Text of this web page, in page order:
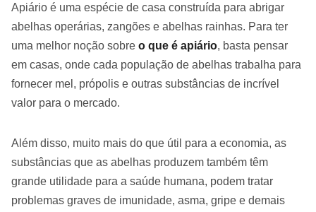
Apiário é uma espécie de casa construída para abrigar
abelhas operárias, zangões e abelhas rainhas. Para ter
uma melhor noção sobre o que é apiário, basta pensar
em casas, onde cada população de abelhas trabalha para
fornecer mel, própolis e outras substâncias de incrível
valor para o mercado.
Além disso, muito mais do que útil para a economia, as
substâncias que as abelhas produzem também têm
grande utilidade para a saúde humana, podem tratar
problemas graves de imunidade, asma, gripe e demais